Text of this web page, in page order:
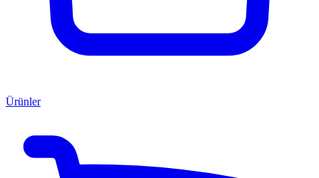
Ürünler